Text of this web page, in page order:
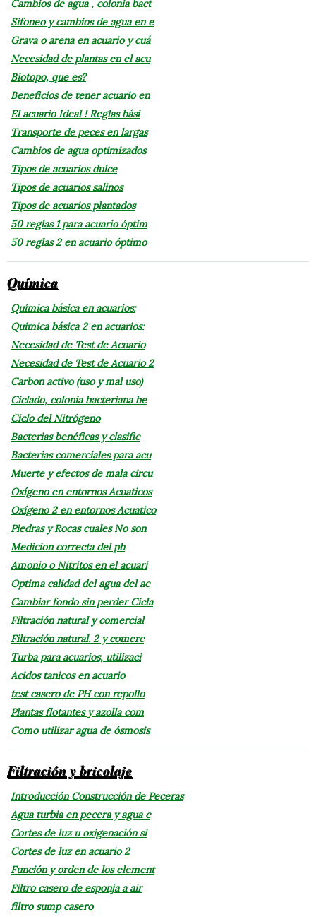
Cambios de agua , colonia bact
Sifoneo y cambios de agua en e
Grava o arena en acuario y cuá
Necesidad de plantas en el acu
Biotopo, que es?
Beneficios de tener acuario en
El acuario Ideal ! Reglas bási
Transporte de peces en largas
Cambios de agua optimizados
Tipos de acuarios dulce
Tipos de acuarios salinos
Tipos de acuarios plantados
50 reglas 1 para acuario óptim
50 reglas 2 en acuario óptimo
Química
Química básica en acuarios:
Química básica 2 en acuarios:
Necesidad de Test de Acuario
Necesidad de Test de Acuario 2
Carbon activo (uso y mal uso)
Ciclado, colonia bacteriana be
Ciclo del Nitrógeno
Bacterias benéficas y clasific
Bacterias comerciales para acu
Muerte y efectos de mala circu
Oxígeno en entornos Acuaticos
Oxígeno 2 en entornos Acuatico
Piedras y Rocas cuales No son
Medicion correcta del ph
Amonio o Nitritos en el acuari
Optima calidad del agua del ac
Cambiar fondo sin perder Cicla
Filtración natural y comercial
Filtración natural. 2 y comerc
Turba para acuarios, utilizaci
Acidos tanicos en acuario
test casero de PH con repollo
Plantas flotantes y azolla com
Como utilizar agua de ósmosis
Filtración y bricolaje
Introducción Construcción de Peceras
Agua turbia en pecera y agua c
Cortes de luz u oxigenación si
Cortes de luz en acuario 2
Función y orden de los element
Filtro casero de esponja a air
filtro sump casero